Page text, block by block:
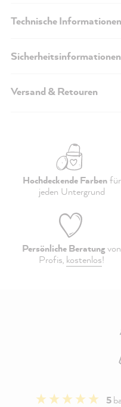
Technische Informationen
Sicherheitsinformationen
Versand & Retouren
Hochdeckende Farbenfür
jeden Untergrund
Persönliche Beratungvon
Profis, kostenlos!
5